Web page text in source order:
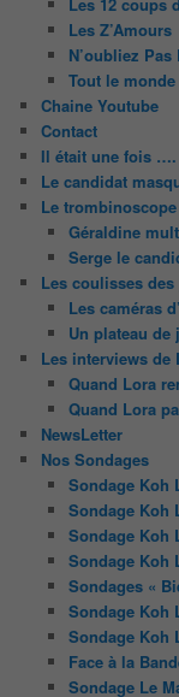
Les Z’Amours
N’oubliez
Tout le
Chaine Youtube
Contact
Il était une fois ….
Le candidat
Le
Géraldine
Serge le
Les coulisses des
Les caméras
Un plateau
Les interviews de
Quand Lora
Quand Lora
NewsLetter
Nos Sondages
Sondage Koh
Sondage Koh
Sondage Koh
Sondage Koh
Sondages «
Sondage Koh
Sondage Koh
Face à la
Sondage Le